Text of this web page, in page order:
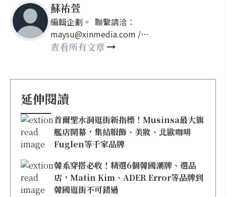
蘇祐萱
編輯企劃。 聯繫請洽：
maysu@xinmedia.com /
may860527@gmail.com
查看所有文章
延伸閱讀
首爾聖水洞逛街新指標！Musinsa最大旗
艦店開幕，集結服飾、美妝、北歐咖啡
Fuglen等千家品牌
韓系穿搭必收！精選6個韓國潮牌、選品
店，Matin Kim、ADER Error等品牌到
韓國逛街不可錯過